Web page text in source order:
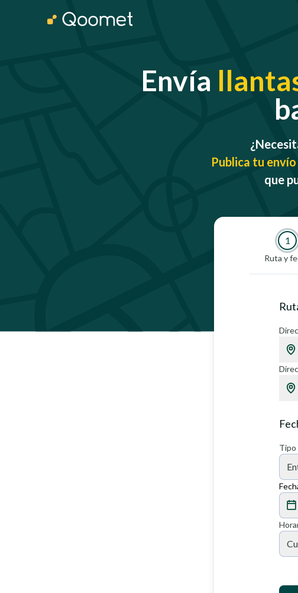
Envía
Publica tu
que
1
Ruta y
Tipo